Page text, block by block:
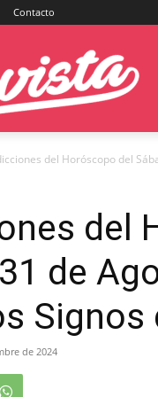
Contacto
del Horóscopo del
del
de
Signos
de 2024